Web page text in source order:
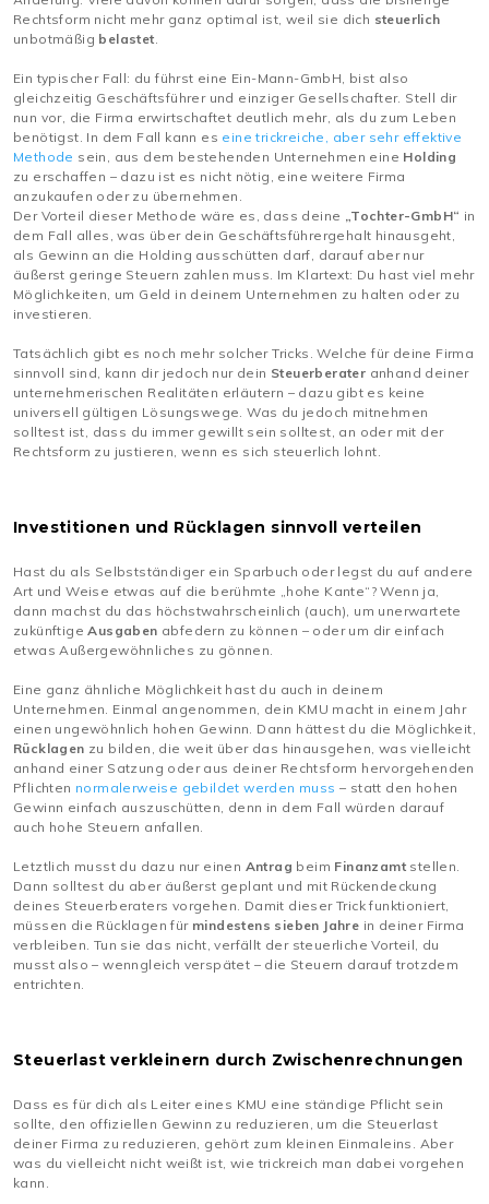
Rechtsform nicht mehr ganz optimal ist, weil sie dich steuerlich
unbotmäßig belastet
Ein typischer Fall: du führst eine Ein-Mann-GmbH, bist also
gleichzeitig Geschäftsführer und einziger Gesellschafter. Stell dir
nun vor, die Firma erwirtschaftet deutlich mehr, als du zum Leben
benötigst. In dem Fall kann es eine trickreiche, aber sehr effektive
Methode sein, aus dem bestehenden Unternehmen eine Holding
zu erschaffen – dazu ist es nicht nötig, eine weitere Firma
anzukaufen oder zu übernehmen.
Der Vorteil dieser Methode wäre es, dass deine
„Tochter-GmbH“ in
dem Fall alles, was über dein Geschäftsführergehalt hinausgeht,
als Gewinn an die Holding ausschütten darf, darauf aber nur
äußerst geringe Steuern zahlen muss. Im Klartext: Du hast viel mehr
Möglichkeiten, um Geld in deinem Unternehmen zu halten oder zu
investieren.
Tatsächlich gibt es noch mehr solcher Tricks. Welche für deine Firma
sinnvoll sind, kann dir jedoch nur dein Steuerberater anhand deiner
unternehmerischen Realitäten erläutern – dazu gibt es keine
universell gültigen Lösungswege. Was du jedoch mitnehmen
solltest ist, dass du immer gewillt sein solltest, an oder mit der
Rechtsform zu justieren, wenn es sich steuerlich lohnt.
Investitionen und Rücklagen sinnvoll verteilen
Hast du als Selbstständiger ein Sparbuch oder legst du auf andere
Art und Weise etwas auf die berühmte „hohe Kante“? Wenn ja,
dann machst du das höchstwahrscheinlich (auch), um unerwartete
zukünftigeAusgaben abfedern zu können – oder um dir einfach
etwas Außergewöhnliches zu gönnen.
Eine ganz ähnliche Möglichkeit hast du auch in deinem
Unternehmen. Einmal angenommen, dein KMU macht in einem Jahr
einen ungewöhnlich hohen Gewinn. Dann hättest du die Möglichkeit,
Rücklagen zu bilden, die weit über das hinausgehen, was vielleicht
anhand einer Satzung oder aus deiner Rechtsform hervorgehenden
Pflichten normalerweise gebildet werden muss – statt den hohen
Gewinn einfach auszuschütten, denn in dem Fall würden darauf
auch hohe Steuern anfallen.
Letztlich musst du dazu nur einen Antrag beim Finanzamt stellen.
Dann solltest du aber äußerst geplant und mit Rückendeckung
deines Steuerberaters vorgehen. Damit dieser Trick funktioniert,
müssen die Rücklagen für mindestens sieben Jahre in deiner Firma
verbleiben. Tun sie das nicht, verfällt der steuerliche Vorteil, du
musst also – wenngleich verspätet – die Steuern darauf trotzdem
entrichten.
Steuerlast verkleinern durch Zwischenrechnungen
Dass es für dich als Leiter eines KMU eine ständige Pflicht sein
sollte, den offiziellen Gewinn zu reduzieren, um die Steuerlast
deiner Firma zu reduzieren, gehört zum kleinen Einmaleins. Aber
was du vielleicht nicht weißt ist, wie trickreich man dabei vorgehen
kann.